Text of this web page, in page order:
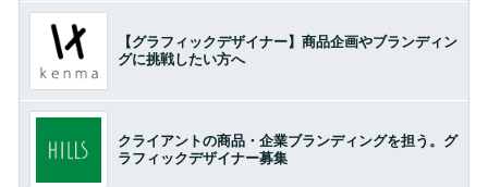
【グラフィックデザイナー】商品企画やブランディン
グに挑戦したい方へ
クライアントの商品・企業ブランディングを担う。グ
ラフィックデザイナー募集